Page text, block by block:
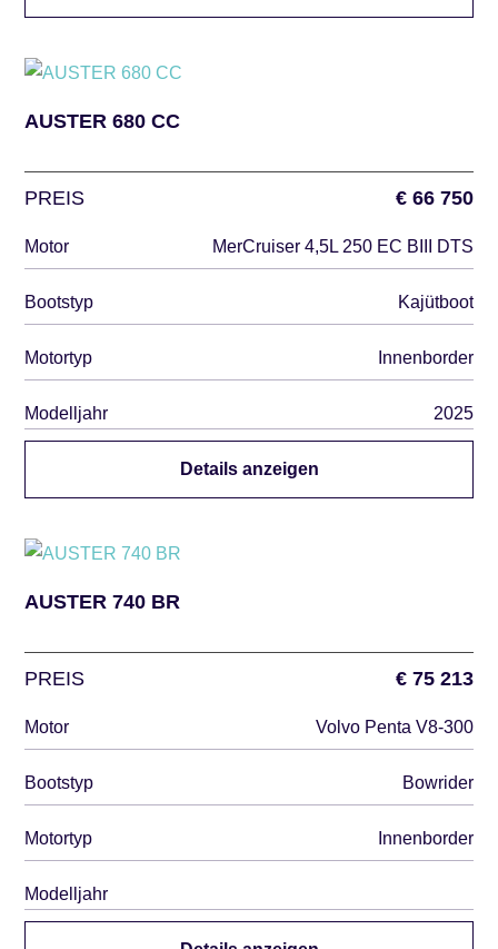
AUSTER 680 CC
PREIS € 66 750
Motor MerCruiser 4,5L 250 EC BIII DTS
Bootstyp Kajütboot
Motortyp Innenborder
Modelljahr 2025
Details anzeigen
AUSTER 740 BR
PREIS € 75 213
Motor Volvo Penta V8-300
Bootstyp Bowrider
Motortyp Innenborder
Modelljahr